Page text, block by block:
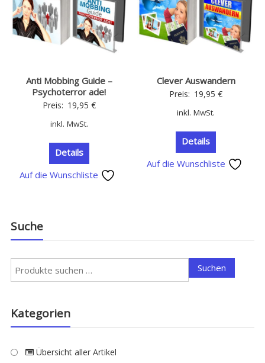
Anti Mobbing Guide –
Psychoterror ade!
Preis: 19,95 €
inkl. MwSt.
Details
Auf die Wunschliste
Clever Auswandern
Preis: 19,95€
inkl. MwSt.
Details
Auf die Wunschliste
Suche
Suchen
nach:
Suchen
Kategorien
Übersicht aller Artikel